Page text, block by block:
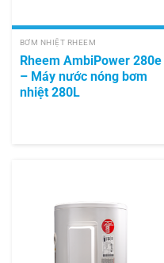
BƠM NHIỆT RHEEM
Rheem AmbiPower 280e
– Máy nước nóng bơm
nhiệt 280L